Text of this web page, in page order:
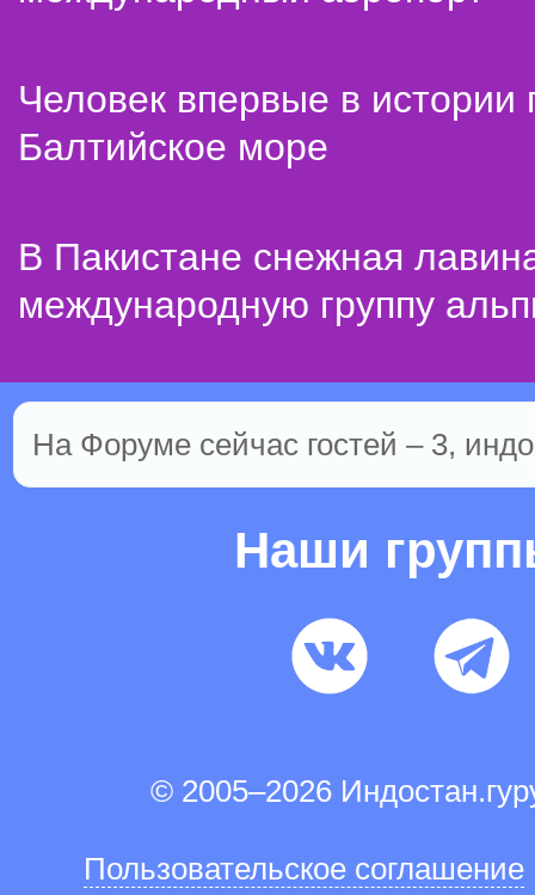
Человек впервые в истории
Балтийское море
В Пакистане снежная
международную группу
На Форуме сейчас гостей – 3,
Наши
© 2005–2026
Пользовательское соглашение